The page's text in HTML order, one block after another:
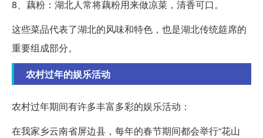
8、藕粉：湖北人常将藕粉用来做凉菜，清香可口。
这些菜品代表了湖北的风味和特色，也是湖北传统筵席的
重要组成部分。
农村过年的娱乐活动
农村过年期间有许多丰富多彩的娱乐活动：
在我家乡云南省屏边县，每年的春节期间都会举行“花山